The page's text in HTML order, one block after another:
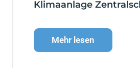
Klimaanlage
Mehr lesen